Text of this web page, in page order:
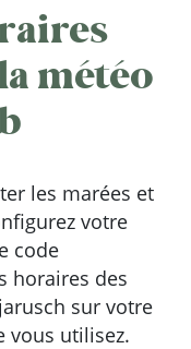
météo
les marées et
votre
code
horaires des
sur votre
vous utilisez.